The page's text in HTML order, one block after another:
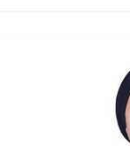
الإفطار.. يحيى
مقاومة
عن المال العام